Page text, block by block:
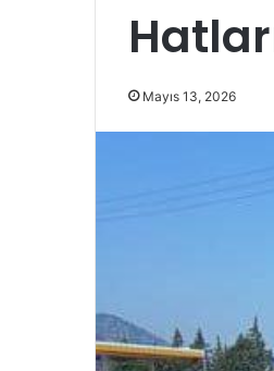
Mayıs 13, 2026